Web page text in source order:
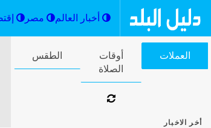
أخبار العالم مصر
العملات أوقات الصلاة الطقس
أخر الاخبار